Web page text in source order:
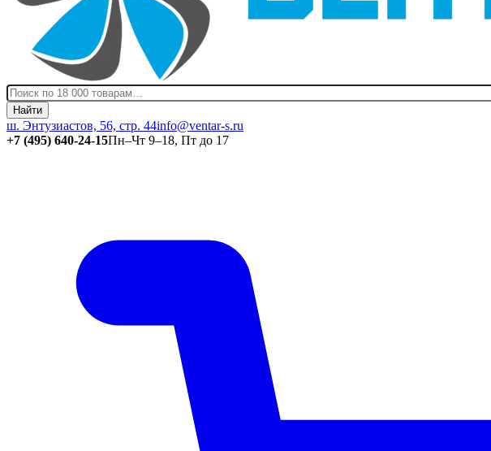
Найти
ш. Энтузиастов, 56, стр. 44info@ventar-s.ru
+7 (495) 640-24-15Пн–Чт 9–18, Пт до 17